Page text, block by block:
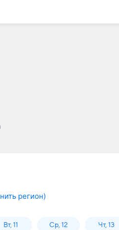
регион)
Вт, 11 Ср, 12 Чт, 13